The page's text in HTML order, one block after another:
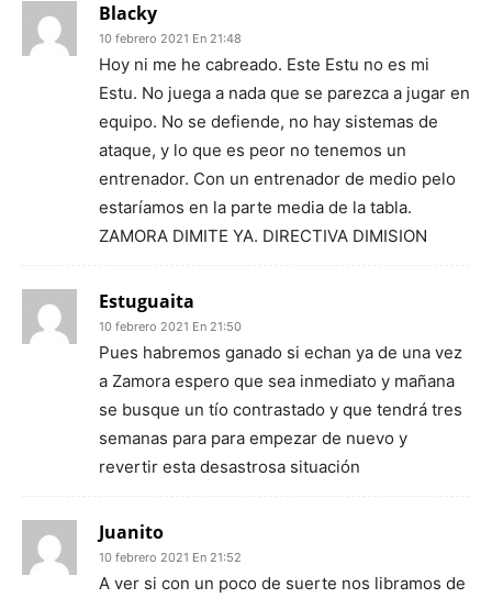
Blacky
10 febrero 2021 En 21:48
Hoy ni me he cabreado. Este Estu no es mi
Estu. No juega a nada que se parezca a jugar en
equipo. No se defiende, no hay sistemas de
ataque, y lo que es peor no tenemos un
entrenador. Con un entrenador de medio pelo
estaríamos en la parte media de la tabla.
ZAMORA DIMITE YA. DIRECTIVA DIMISION
Estuguaita
10 febrero 2021 En 21:50
Pues habremos ganado si echan ya de una vez
a Zamora espero que sea inmediato y mañana
se busque un tío contrastado y que tendrá tres
semanas para para empezar de nuevo y
revertir esta desastrosa situación
Juanito
10 febrero 2021 En 21:52
A ver si con un poco de suerte nos libramos de